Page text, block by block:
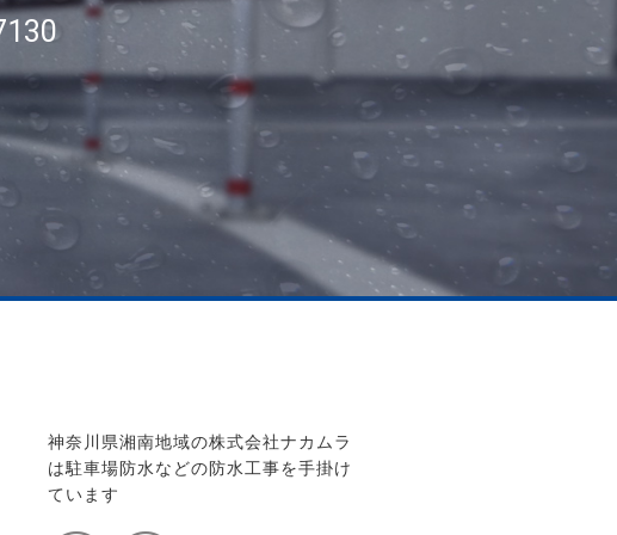
神奈川県湘南地域の株式会社ナカムラ
は駐車場防水などの防水工事を手掛け
ています